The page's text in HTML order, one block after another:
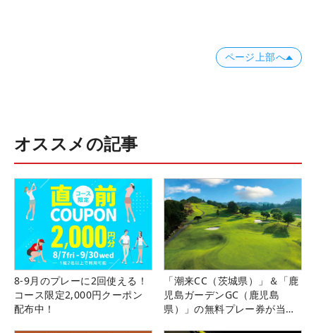
ページ上部へ
オススメの記事
8-9月のプレーに2回使える！
コース限定2,000円クーポン
配布中！
「潮来CC（茨城県）」＆「鹿
児島ガーデンGC（鹿児島
県）」の無料プレー券が当た